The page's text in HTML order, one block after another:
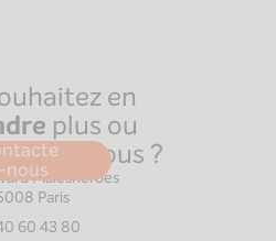
en
plus ou
avec nous ?
nous
Paris
Malesherbes
Paris
60 43 80